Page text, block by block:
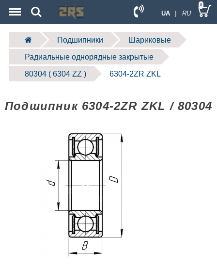
UA | RU
Search 0
Подшипники Шариковые
Радиальные однорядные закрытые
80304 ( 6304 ZZ ) 6304-2ZR ZKL
Подшипник 6304-2ZR ZKL / 80304